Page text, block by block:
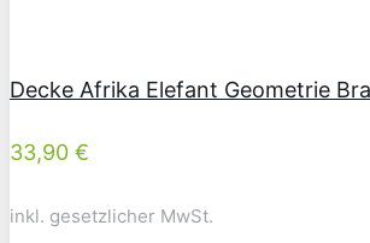
Decke Afrika Elefant Geometrie
33,90 €
inkl. gesetzlicher MwSt.